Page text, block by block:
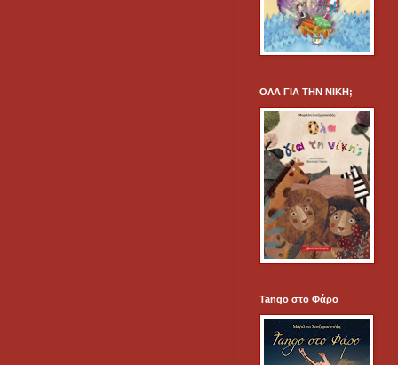
ΟΛΑ ΓΙΑ ΤΗΝ ΝΙΚΗ;
Tango στο Φάρο